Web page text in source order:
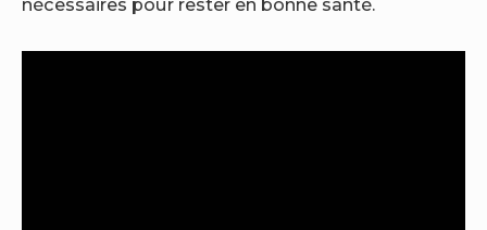
nécessaires pour rester en bonne santé.